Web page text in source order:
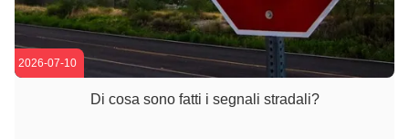
2026-07-10
Di cosa sono fatti i segnali stradali?